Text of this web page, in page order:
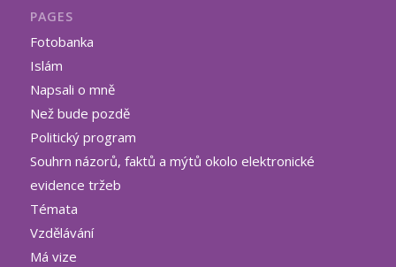
PAGES
Fotobanka
Islám
Napsali o mně
Než bude pozdě
Politický program
Souhrn názorů, faktů a mýtů okolo elektronické
evidence tržeb
Témata
Vzdělávání
Má vize